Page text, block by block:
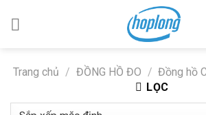
Trang chủ / ĐỒNG HỒ ĐO / Đồng hồ
LỌC